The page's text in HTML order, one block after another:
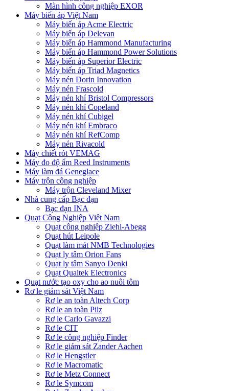
Màn hình công nghiệp EXOR
Máy biến áp Việt Nam
Máy biến áp Acme Electric
Máy biến áp Delevan
Máy biến áp Hammond Manufacturing
Máy biến áp Hammond Power Solutions
Máy biến áp Superior Electric
Máy biến áp Triad Magnetics
Máy nén Dorin Innovation
Máy nén Frascold
Máy nén khí Bristol Compressors
Máy nén khí Copeland
Máy nén khí Cubigel
Máy nén khí Embraco
Máy nén khí RefComp
Máy nén Rivacold
Máy chiết rót VEMAG
Máy đo độ ẩm Reed Instruments
Máy làm đá Geneglace
Máy trộn công nghiệp
Máy trộn Cleveland Mixer
Nhà cung cấp Bạc đạn
Bạc đạn INA
Quạt Công Nghiệp Việt Nam
Quạt công nghiệp Ziehl-Abegg
Quạt hút Leipole
Quạt làm mát NMB Technologies
Quạt ly tâm Orion Fans
Quạt ly tâm Sanyo Denki
Quạt Qualtek Electronics
Quạt nước tạo oxy cho ao nuôi tôm
Rơ le giám sát Việt Nam
Rơ le an toàn Altech Corp
Rơ le an toàn Pilz
Rơ le Carlo Gavazzi
Rơ le CIT
Rơ le công nghiệp Finder
Rơ le giám sát Zander Aachen
Rơ le Hengstler
Rơ le Macromatic
Rơ le Metz Connect
Rơ le Symcom